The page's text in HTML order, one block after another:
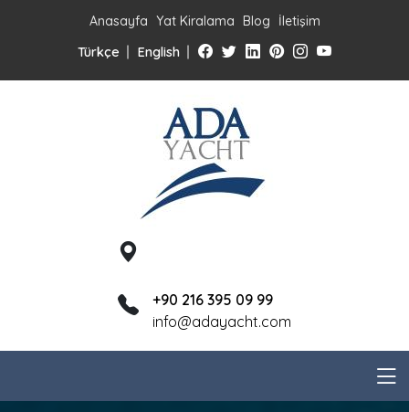
Anasayfa Yat Kiralama Blog İletişim
Türkçe English
+90 216 395 09 99
info@adayacht.com